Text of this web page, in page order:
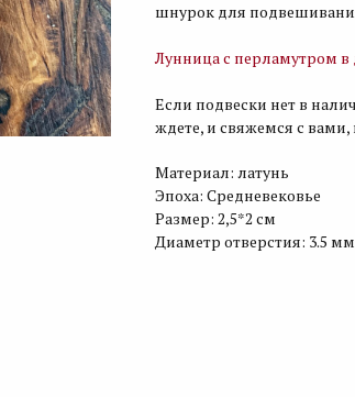
шнурок для
Лунница с перламутром в
Если подвески нет в
ждете, и свяжемся с вами,
Материал: латунь
Эпоха: Средневековье
Размер: 2,5*2 см
Диаметр отверстия: 3.5 мм